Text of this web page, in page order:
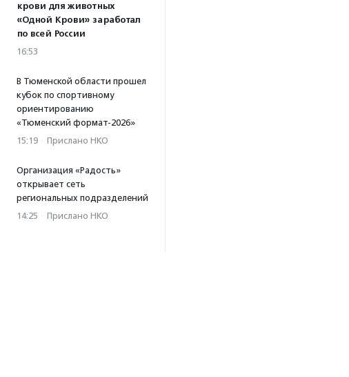
крови для животных
«Одной Крови» заработал
по всей России
16:53
В Тюменской области прошел
кубок по спортивному
ориентированию
«Тюменский формат-2026»
15:19 · Прислано НКО
Организация «Радость»
открывает сеть
региональных подразделений
14:25 · Прислано НКО